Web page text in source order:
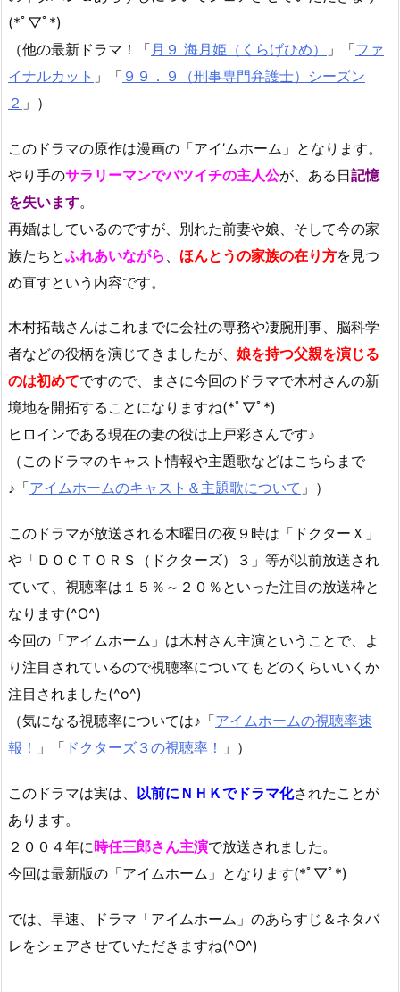
(*ﾟ▽ﾟ*)
（他の最新ドラマ！「 月９ 海月姫（くらげひめ） 」「ファ
イナルカット 」「 ９９．９（刑事専門弁護士）シーズン
２ 」）
このドラマの原作は漫画の「アイ’ムホーム」となります。
やり手のサラリーマンでバツイチの主人公が、ある日記憶
を失います。
再婚はしているのですが、別れた前妻や娘、そして今の家
族たちとふれあいながら ほんとうの家族の在り方を見つ
め直すという内容です。
木村拓哉さんはこれまでに会社の専務や凄腕刑事、脳科学
者などの役柄を演じてきましたが、 娘を持つ父親を演じる
のは初めてですので、まさに今回のドラマで木村さんの新
境地を開拓することになりますね(*ﾟ▽ﾟ*)
ヒロインである現在の妻の役は上戸彩さんです♪
（このドラマのキャスト情報や主題歌などはこちらまで
♪「アイムホームのキャスト＆主題歌について 」）
このドラマが放送される木曜日の夜９時は「ドクターＸ」
や「ＤＯＣＴＯＲＳ（ドクターズ）３」等が以前放送され
ていて、視聴率は１５％～２０％といった注目の放送枠と
なります(^O^)
今回の「アイムホーム」は木村さん主演ということで、よ
り注目されているので視聴率についてもどのくらいいくか
注目されました(^o^)
（気になる視聴率については♪「アイムホームの視聴率速
報！ 」「 ドクターズ３の視聴率！ 」）
このドラマは実は、 以前にＮＨＫでドラマ化されたことが
あります。
２００４年に時任三郎さん主演で放送されました。
今回は最新版の「アイムホーム」となります(*ﾟ▽ﾟ*)
では、早速、ドラマ「アイムホーム」のあらすじ＆ネタバ
レをシェアさせていただきますね(^O^)